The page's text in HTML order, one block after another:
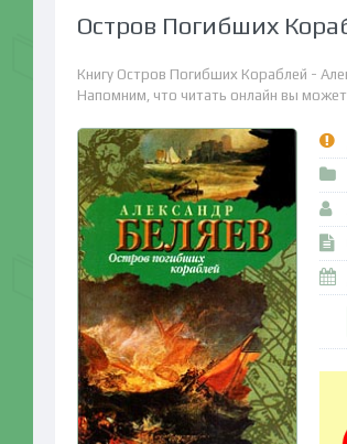
Остров Погибших
Книгу Остров Погибших Кораблей -
Напомним, что читать онлайн вы